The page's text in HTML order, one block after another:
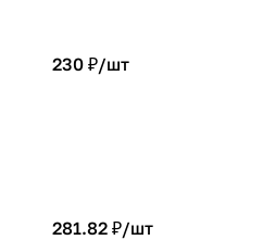
230 ₽/шт
281.82 ₽/шт